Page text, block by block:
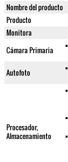
Nombre del producto
Producto
Monitora
Cámara Primaria
Autofoto
Procesador,
Almacenamiento